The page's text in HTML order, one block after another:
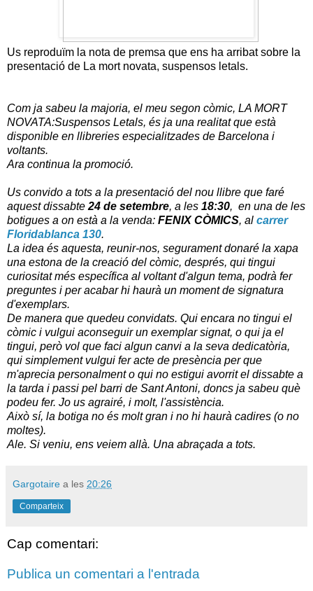
Us reproduïm la nota de premsa que ens ha arribat sobre la
presentació de La mort novata, suspensos letals.
Com ja sabeu la majoria, el meu segon còmic, LA MORT
NOVATA:Suspensos Letals, és ja una realitat que està
disponible en llibreries especialitzades de Barcelona i
voltants.
Ara continua la promoció.
Us convido a tots a la presentació del nou llibre que faré
aquest dissabte 24 de setembre, a les 18:30, en una de les
botigues a on està a la venda: FENIX CÒMICS, al carrer
Floridablanca 130.
La idea és aquesta, reunir-nos, segurament donaré la xapa
una estona de la creació del còmic, després, qui tingui
curiositat més específica al voltant d'algun tema, podrà fer
preguntes i per acabar hi haurà un moment de signatura
d'exemplars.
De manera que quedeu convidats. Qui encara no tingui el
còmic i vulgui aconseguir un exemplar signat, o qui ja el
tingui, però vol que faci algun canvi a la seva dedicatòria,
qui simplement vulgui fer acte de presència per que
m'aprecia personalment o qui no estigui avorrit el dissabte a
la tarda i passi pel barri de Sant Antoni, doncs ja sabeu què
podeu fer. Jo us agrairé, i molt, l'assistència.
Això sí, la botiga no és molt gran i no hi haurà cadires (o no
moltes).
Ale. Si veniu, ens veiem allà. Una abraçada a tots.
Gargotaire a les 20:26
Comparteix
Cap comentari:
Publica un comentari a l'entrada